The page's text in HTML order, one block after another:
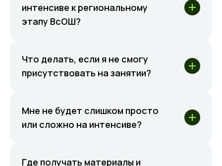
интенсиве к региональному
этапу ВсОШ?
Что делать, если я не смогу
присутствовать на занятии?
Мне не будет слишком просто
или сложно на интенсиве?
Где получать материалы и